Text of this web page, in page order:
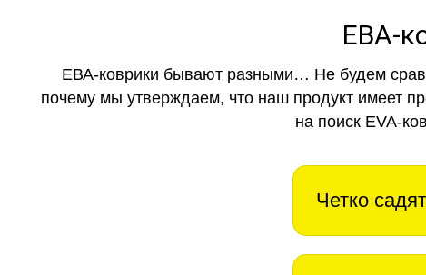
ЕВА-
ЕВА-коврики бывают разными… Не будем
почему мы утверждаем, что наш продукт имеет
на поиск EVA-
Четко